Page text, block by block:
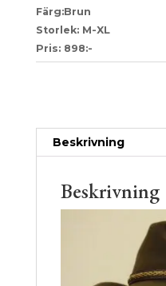
Färg:Brun
Storlek: M-XL
Pris: 898:-
Beskrivning
Beskrivning